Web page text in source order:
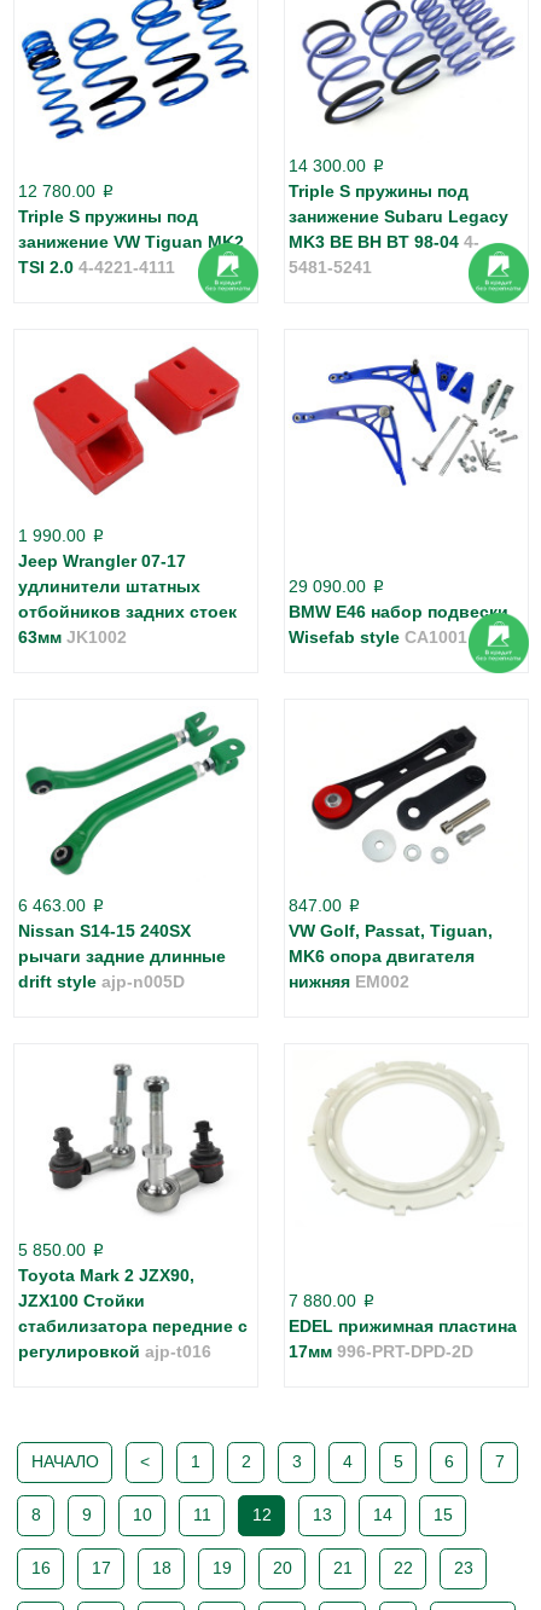
12 780.00 p
Triple S пружины под
занижение VW Tiguan MK2
TSI 2.0 4-4221-4111
14 300.00 p
Triple S пружины под
занижение Subaru Legacy
MK3 BE BH BT 98-04 4-
5481-5241
1 990.00 p
Jeep Wrangler 07-17
удлинители штатных
отбойников задних стоек
63мм JK1002
29 090.00 p
BMW E46 набор подвески
Wisefab style CA1001
6 463.00 p
Nissan S14-15 240SX
рычаги задние длинные
drift style ajp-n005D
847.00 p
VW Golf, Passat, Tiguan,
MK6 опора двигателя
нижняя EM002
5 850.00 p
Toyota Mark 2 JZX90,
JZX100 Cтойки
стабилизатора передние с
регулировкой ajp-t016
7 880.00 p
EDEL прижимная пластина
17мм 996-PRT-DPD-2D
НАЧАЛО < 1 2 3 4 5 6 7
8 9 10 11 12 13 14 15
16 17 18 19 20 21 22 23